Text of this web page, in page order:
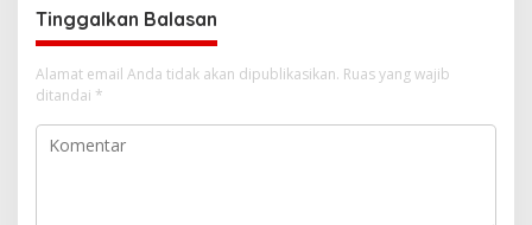
Tinggalkan Balasan
Alamat email Anda tidak akan dipublikasikan. Ruas yang wajib
ditandai *